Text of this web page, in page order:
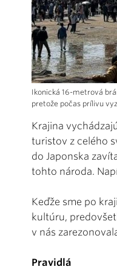
Ikonická 16-metrová
pretože počas prílivu
Krajina
turistov z celého
do Japonska
tohto národa.
Keďže sme po
kultúru,
v nás
Pravidlá